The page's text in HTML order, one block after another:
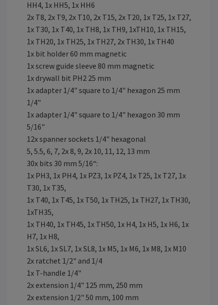
HH4, 1x HH5, 1x HH6
2x T8, 2x T9, 2x T10, 2x T15, 2x T20, 1x T25, 1x T27,
1x T30, 1x T40, 1x TH8, 1x TH9, 1xTH10, 1x TH15,
1x TH20, 1x TH25, 1x TH27, 2x TH30, 1x TH40
1x bit holder 60 mm magnetic
1x screw guide sleeve 80 mm magnetic
1x drywall bit PH2 25 mm
1x adapter 1/4" square to 1/4" hexagon 25 mm
1/4"
1x adapter 1/4" square to 1/4" hexagon 30 mm
5/16"
12x spanner sockets 1/4" hexagonal
5, 5.5, 6, 7, 2x 8, 9, 2x 10, 11, 12, 13 mm
30x bits 30 mm 5/16“:
1x PH3, 1x PH4, 1x PZ3, 1x PZ4, 1x T25, 1x T27, 1x
T30, 1x T35,
1x T40, 1x T45, 1x T50, 1x TH25, 1x TH27, 1x TH30,
1xTH35,
1x TH40, 1x TH45, 1x TH50, 1x H4, 1x H5, 1x H6, 1x
H7, 1x H8,
1x SL6, 1x SL7, 1x SL8, 1x M5, 1x M6, 1x M8, 1x M10
2x ratchet 1/2" and 1/4
1x T-handle 1/4"
2x extension 1/4" 125 mm, 250 mm
2x extension 1/2" 50 mm, 100 mm